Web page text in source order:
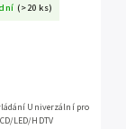
(>20 ks)
Univerzální pro
LED/HDTV